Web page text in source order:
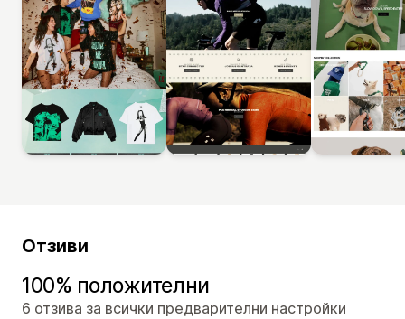
Отзиви
100% положителни
6 отзива за всички предварителни настройки